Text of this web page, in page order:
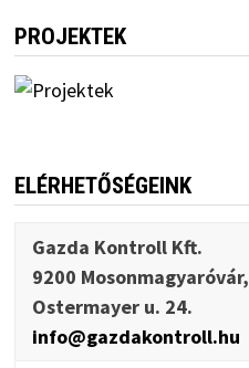
PROJEKTEK
ELÉRHETŐSÉGEINK
Gazda Kontroll Kft.
9200 Mosonmagyaróvár,
Ostermayer u. 24.
info@gazdakontroll.hu